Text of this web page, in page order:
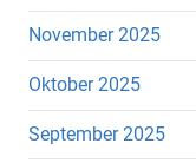
November 2025
Oktober 2025
September 2025